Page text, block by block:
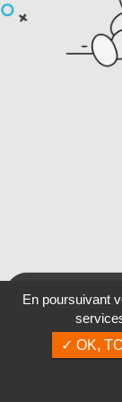
En poursuivant
✓ OK,